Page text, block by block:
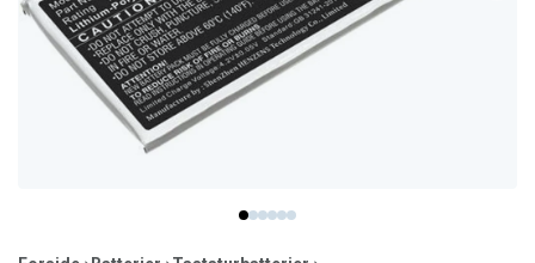
item
0
item
1
item
2
item
3
item
4
item
5
of